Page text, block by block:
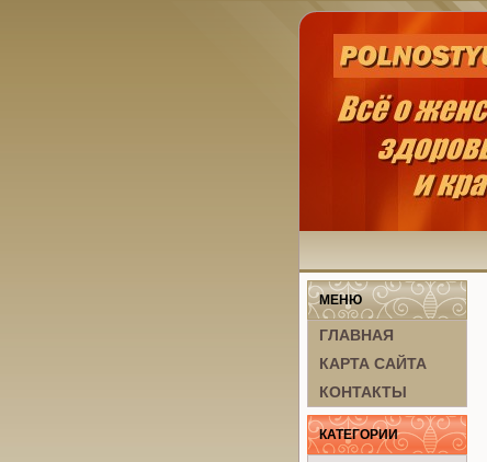
МЕНЮ
ГЛАВНАЯ
КАРТА САЙТА
КОНТАКТЫ
КАТЕГОРИИ